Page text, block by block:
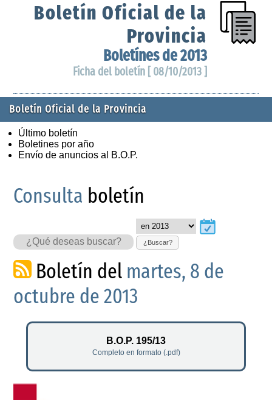
Boletín Oficial de la
Provincia
Boletínes de 2013
Ficha del boletín [ 08/10/2013 ]
Boletín Oficial de la Provincia
Último boletín
Boletines por año
Envío de anuncios al B.O.P.
Consulta boletín
¿Buscar?
Boletín del martes, 8 de
octubre de 2013
B.O.P. 195/13
Completo en formato (.pdf)